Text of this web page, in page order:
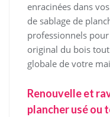
enracinées dans
de sablage de
professionnels
original du bois
globale de votre
Renouvelle et
plancher usé ou